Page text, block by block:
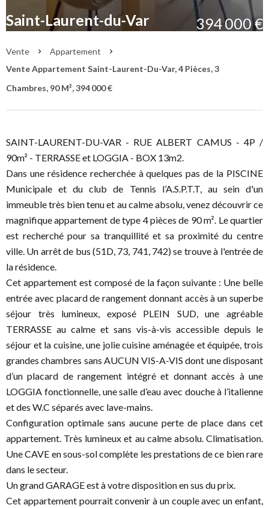
Saint-Laurent-du-Var 394 000 €
Vente
Appartement
Vente Appartement Saint-Laurent-Du-Var, 4 Pièces, 3
Chambres, 90 M², 394 000 €
SAINT-LAURENT-DU-VAR - RUE ALBERT CAMUS - 4P /
90m² - TERRASSE et LOGGIA - BOX 13m2.
Dans une résidence recherchée à quelques pas de la PISCINE
Municipale et du club de Tennis l’A.S.P.T.T, au sein d'un
immeuble très bien tenu et au calme absolu, venez découvrir ce
magnifique appartement de type 4 pièces de 90 m². Le quartier
est recherché pour sa tranquillité et sa proximité du centre
ville. Un arrêt de bus (51D, 73, 741, 742) se trouve à l'entrée de
la résidence.
Cet appartement est composé de la façon suivante : Une belle
entrée avec placard de rangement donnant accès à un superbe
séjour très lumineux, exposé PLEIN SUD, une agréable
TERRASSE au calme et sans vis-à-vis accessible depuis le
séjour et la cuisine, une jolie cuisine aménagée et équipée, trois
grandes chambres sans AUCUN VIS-A-VIS dont une disposant
d’un placard de rangement intégré et donnant accès à une
LOGGIA fonctionnelle, une salle d’eau avec douche à l’italienne
et des W.C séparés avec lave-mains.
Configuration optimale sans aucune perte de place dans cet
appartement. Très lumineux et au calme absolu. Climatisation.
Une CAVE en sous-sol complète les prestations de ce bien rare
dans le secteur.
Un grand GARAGE est à votre disposition en sus du prix.
Cet appartement pourrait convenir à un couple avec un enfant,